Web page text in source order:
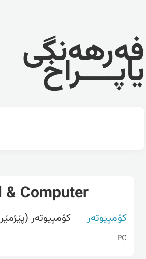
فەرهەنگی
یاپــــراخ
& Computer
کۆمپیوتەر کۆمپیوته‌‌ر
PC